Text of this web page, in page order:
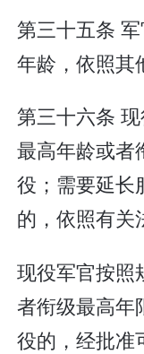
第三十五条
年龄，依照其
第三十六条
最高年龄或者
役；需要延长
的，依照有关
现役军官按照
者衔级最高年
役的，经批准